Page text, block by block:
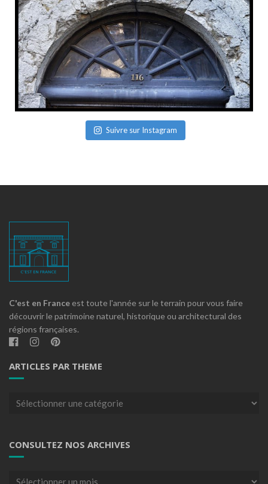
Suivre sur Instagram
C'est en France est toute l'année sur le terrain pour vous faire
découvrir le patrimoine naturel, historique ou architectural des
régions françaises.
ARTICLES PAR THEME
Articles
CONSULTEZ NOS ARCHIVES
Consultez